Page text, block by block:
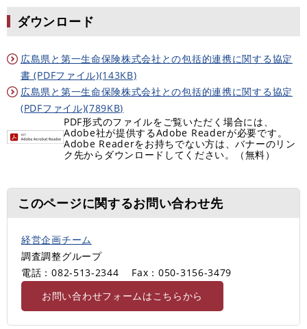
ダウンロード
広島県と第一生命保険株式会社との包括的連携に関する協定
書 (PDFファイル)(143KB)
広島県と第一生命保険株式会社との包括的連携に関する協定
(PDFファイル)(789KB)
PDF形式のファイルをご覧いただく場合には、
Adobe社が提供するAdobe Readerが必要です。
Adobe Readerをお持ちでない方は、バナーのリン
ク先からダウンロードしてください。（無料）
このページに関するお問い合わせ先
経営企画チーム
調査調整グループ
電話：082-513-2344
Fax：050-3156-3479
お問い合わせフォームはこちらから